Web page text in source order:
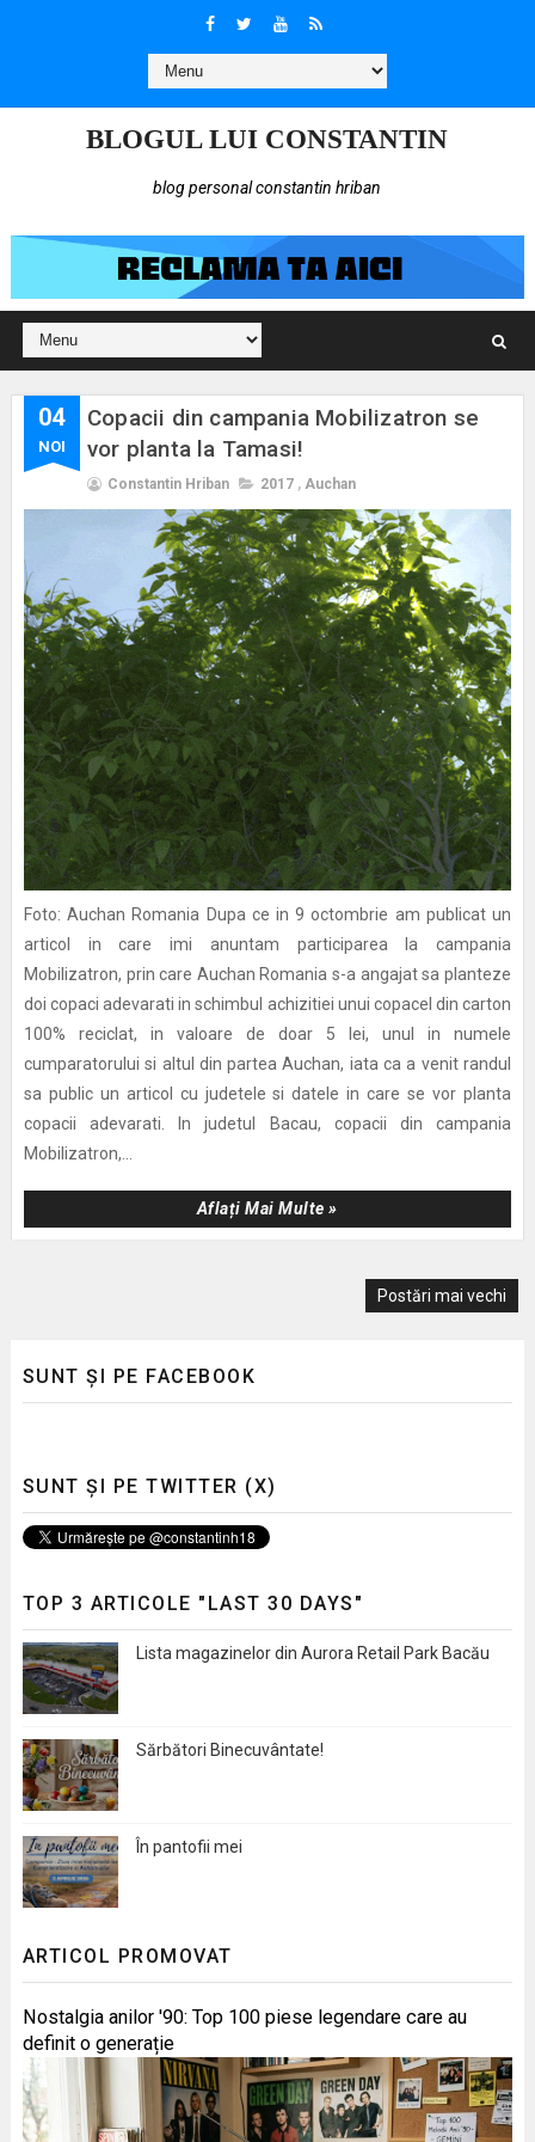
BLOGUL LUI CONSTANTIN
blog personal constantin hriban
04
NOI
Copacii din campania Mobilizatron se
vor planta la Tamasi!
Constantin Hriban 2017 , Auchan
Foto: Auchan Romania Dupa ce in 9 octombrie am publicat un
articol in care imi anuntam participarea la campania
Mobilizatron, prin care Auchan Romania s-a angajat sa planteze
doi copaci adevarati in schimbul achizitiei unui copacel din carton
100% reciclat, in valoare de doar 5 lei, unul in numele
cumparatorului si altul din partea Auchan, iata ca a venit randul
sa public un articol cu judetele si datele in care se vor planta
copacii adevarati. In judetul Bacau, copacii din campania
Mobilizatron,...
Aflați Mai Multe »
Postări mai vechi
SUNT ȘI PE FACEBOOK
SUNT ȘI PE TWITTER (X)
TOP 3 ARTICOLE "LAST 30 DAYS"
Lista magazinelor din Aurora Retail Park Bacău
Sărbători Binecuvântate!
În pantofii mei
ARTICOL PROMOVAT
Nostalgia anilor '90: Top 100 piese legendare care au
definit o generație